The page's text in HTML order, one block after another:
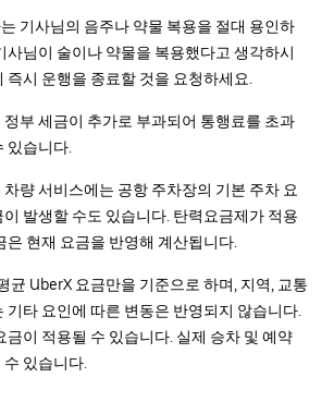
기사님의 음주나 약물 복용을 절대 용인하
사님이 술이나 약물을 복용했다고 생각하시
즉시 운행을 종료할 것을 요청하세요.
부 세금이 추가로 부과되어 통행료를 초과
있습니다.
량 서비스에는 공항 주차장의 기본 주차 요
발생할 수도 있습니다. 탄력요금제가 적용
은 현재 요금을 반영해 계산됩니다.
균 UberX 요금만을 기준으로 하며, 지역, 교통
기타 요인에 따른 변동은 반영되지 않습니다.
금이 적용될 수 있습니다. 실제 승차 및 예약
있습니다.